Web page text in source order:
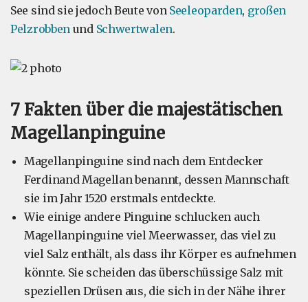
See sind sie jedoch Beute von Seeleoparden, großen
Pelzrobben und Schwertwalen.
7 Fakten über die majestätischen
Magellanpinguine
Magellanpinguine sind nach dem Entdecker
Ferdinand Magellan benannt, dessen Mannschaft
sie im Jahr 1520 erstmals entdeckte.
Wie einige andere Pinguine schlucken auch
Magellanpinguine viel Meerwasser, das viel zu
viel Salz enthält, als dass ihr Körper es aufnehmen
könnte. Sie scheiden das überschüssige Salz mit
speziellen Drüsen aus, die sich in der Nähe ihrer